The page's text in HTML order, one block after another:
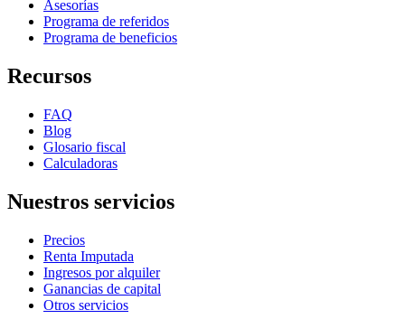
Asesorías
Programa de referidos
Programa de beneficios
Recursos
FAQ
Blog
Glosario fiscal
Calculadoras
Nuestros servicios
Precios
Renta Imputada
Ingresos por alquiler
Ganancias de capital
Otros servicios